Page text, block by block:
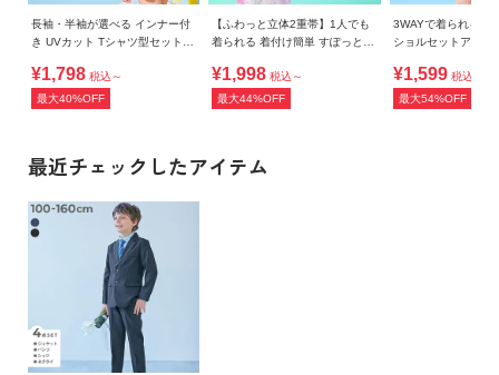
[ジャケット] 表地：ポリエステル100％ 裏地：ポリエステル
100％ [パンツ] ポリエステル100％ [シャツ] ポリエステル
96％ポリウレタン4％ [ネクタイ] ポリエステル100％
CHINA
備考
洗濯方法
洗濯機洗い可(弱い洗濯処理) / 漂白剤使用不可 / 乾燥機使用不
可 / 日陰つり干し/ 洗濯ネット使用
ご注意事項
・梱包時の畳みシワが生じる場合がございます。
長袖・半袖が選べる インナー付
き UVカット Tシャツ型セットア
¥1,798 税込～
最大40%OFF
【ふわっと立体2重帯】1人でも
着られる 着付け簡単 すぽっと
¥1,998 税込～
最大44%OFF
3WAYで着られる
ショルセットアップ
¥1,599 税込～
最大54%OFF
最近チェックしたアイテム